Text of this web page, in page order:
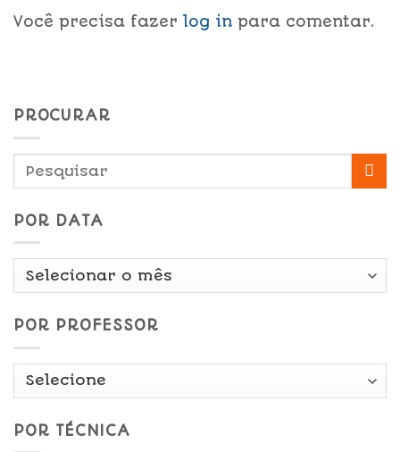
Você precisa fazer log in para comentar.
PROCURAR
POR DATA
Por
POR PROFESSOR
POR TÉCNICA